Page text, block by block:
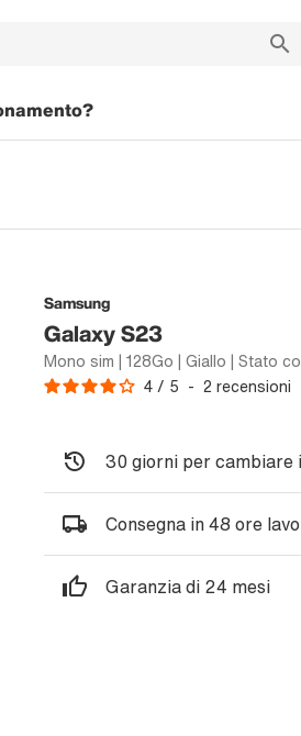
Samsung
Galaxy S23
Mono sim | 128Go | Giallo | Stato
4/ 5 - 2 recensioni
30 giorni per cambiare
Consegna in 48 ore
Garanzia di 24 mesi